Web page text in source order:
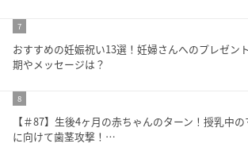
7
おすすめの妊娠祝い13選！妊婦さんへのプレゼン
期やメッセージは？
8
【＃87】生後4ヶ月の赤ちゃんのターン！授乳中の
に向けて歯茎攻撃！…